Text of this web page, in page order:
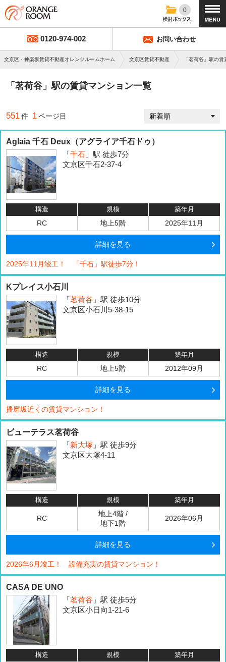
0
0120-974-002 お問い合わせ
文京区・神楽坂賃貸不動産オレンジルームホーム 文京区賃貸不動産 「茗荷谷」駅の
「茗荷谷」駅の賃貸マンション一覧
551件 1ページ目
Aglaia 千石 Deux（アグライア千石ドゥ）
「 千石 」駅 徒歩7分
文京区千石2-37-4
構造 規模 築年月
RC 地上5階 2025年11月
詳細を見る
2025年11月竣工！ 「千石」駅徒歩7分！
Kプレイス小石川
「 茗荷谷 」駅 徒歩10分
文京区小石川5-38-15
構造 規模 築年月
RC 地上5階 2012年09月
詳細を見る
播磨坂近くの賃貸マンション！
ビューテラス茗荷谷
「 新大塚 」駅 徒歩9分
文京区大塚4-11
構造 規模 築年月
RC
地上4階 /
地下1階
2026年06月
詳細を見る
2026年6月竣工！ 設備充実の賃貸マンション！
CASA DE UNO
「 茗荷谷 」駅 徒歩5分
文京区小日向1-21-6
構造 規模 築年月